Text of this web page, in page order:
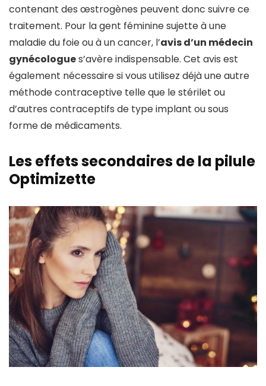
contenant des œstrogènes peuvent donc suivre ce
traitement. Pour la gent féminine sujette à une
maladie du foie ou à un cancer, l’avis d’un médecin
gynécologues’avère indispensable. Cet avis est
également nécessaire si vous utilisez déjà une autre
méthode contraceptive telle que le stérilet ou
d’autres contraceptifs de type implant ou sous
forme de médicaments.
Les effets secondaires de la pilule
Optimizette